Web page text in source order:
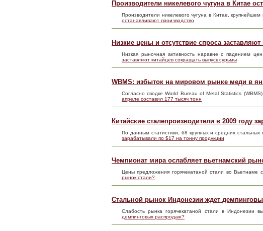
Производители никелевого чугуна в Китае
Производители никелевого чугуна в Китае,
останавливают производство
Низкие цены и отсутствие спроса
Низкая рыночная активность наравне с падением
заставляют китайцев сокращать выпуск сурьмы
WBMS: избыток на мировом рынке меди в
Согласно сводке World Bureau of Metal Statistics
апреле составил 177 тысяч тонн
Китайские сталепроизводители в 2009 году
По данным статистики, 68 крупных и средних
зарабатывали по $17 на тонну продукции
Чемпионат мира ослабляет вьетнамский
Цены предложения горячекатаной стали во Вьетнаме
рынок стали?
Стальной рынок Индонезии ждет
Слабость рынка горячекатаной стали в Индонезии
демпинговых распродаж?